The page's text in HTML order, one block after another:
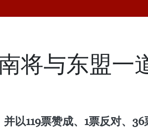
将与东盟一
以119票赞成、1票反对、